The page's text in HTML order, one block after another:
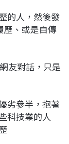
的人，然後發
歷、或是自傳
友對話，只是
劣參半，抱著
科技業的人